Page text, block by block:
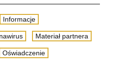
Informacje
Materiał partnera
Oświadczenie